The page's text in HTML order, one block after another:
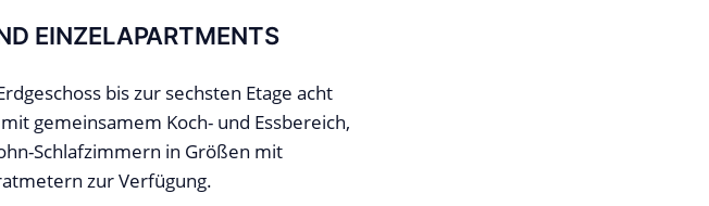
EINZELAPARTMENTS
bis zur sechsten Etage acht
gemeinsamem Koch- und Essbereich,
Schlafzimmern in Größen mit
zur Verfügung.